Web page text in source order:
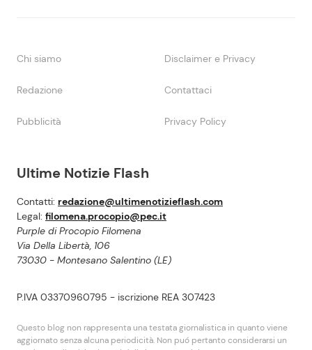
Ultime Notizie Flash
Contatti: redazione@ultimenotizieflash.com
Legal: filomena.procopio@pec.it
Purple di Procopio Filomena
Via Della Libertà, 106
73030 - Montesano Salentino (LE)
P.IVA 03370960795 - iscrizione REA 307423
Questo blog non rappresenta una testata giornalistica in quanto viene
aggiornato senza alcuna periodicità. Non puó pertanto considerarsi un
Chi siamo Disclaimer e Privacy
Redazione Contattaci
Pubblicità Privacy Policy